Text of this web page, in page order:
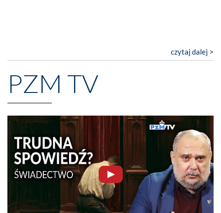
czytaj dalej >
PZM TV